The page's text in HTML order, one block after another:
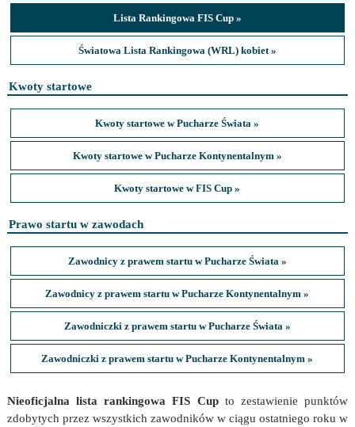
Lista Rankingowa FIS Cup »
Światowa Lista Rankingowa (WRL) kobiet »
Kwoty startowe
Kwoty startowe w Pucharze Świata »
Kwoty startowe w Pucharze Kontynentalnym »
Kwoty startowe w FIS Cup »
Prawo startu w zawodach
Zawodnicy z prawem startu w Pucharze Świata »
Zawodnicy z prawem startu w Pucharze Kontynentalnym »
Zawodniczki z prawem startu w Pucharze Świata »
Zawodniczki z prawem startu w Pucharze Kontynentalnym »
Nieoficjalna lista rankingowa FIS Cupto zestawienie punktów
zdobytych przez wszystkich zawodników w ciągu ostatniego roku w